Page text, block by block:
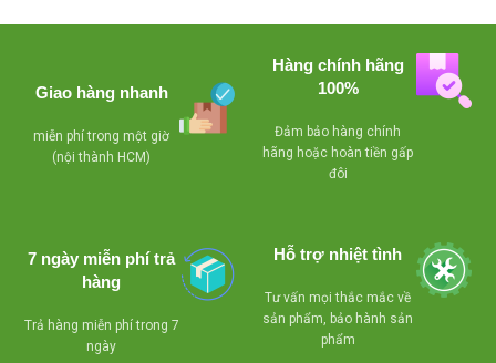
Không sử dụng máy
thiện với môi trường.
Nhiệt độ luôn ổn
định từ 12ºC-18ºC
tiện dụng
Dễ vệ sinh tủ
Có chế độ tự xả
tuyết
bằng block để sưởi
Giao hàng nhanh
miễn phí trong một giờ
(nội thành HCM)
Hàng chính hãng
100%
Đảm bảo hàng chính
hãng hoặc hoàn tiền gấp
đôi
7 ngày miễn phí trả
hàng
Trả hàng miễn phí trong 7
ngày
Hỗ trợ nhiệt tình
Tư vấn mọi thắc mắc về
sản phẩm, bảo hành sản
phẩm